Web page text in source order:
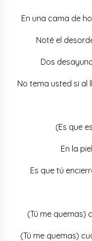
En una cama de
Noté el
Dos
No tema usted si al
(Es que
En la
Es que tú
(Tú me quemas)
(Tú me quemas)